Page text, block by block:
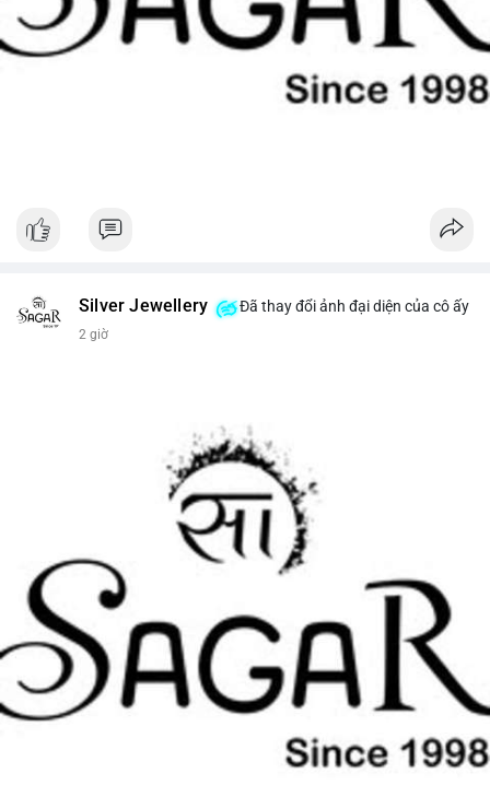
Silver Jewellery Đã thay đổi ảnh đại diện của cô ấy
2 giờ